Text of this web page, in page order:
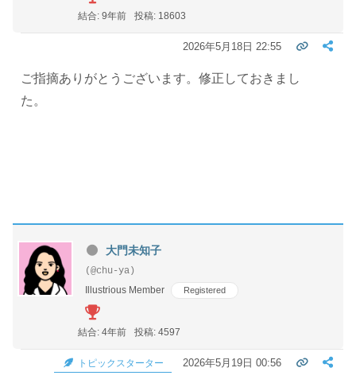
結合: 9年前 投稿: 18603
2026年5月18日 22:55
ご指摘ありがとうございます。修正しておきまし
た。
大門未知子
(@chu-ya)
Illustrious Member
Registered
結合: 4年前 投稿: 4597
トピックスターター 2026年5月19日 00:56